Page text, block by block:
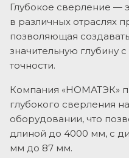
Глубокое сверление —
в различных отраслях
позволяющая
значительную глубину
точности.
Компания «НОМАТЭК»
глубокого сверления
оборудовании, что
длиной до 4000 мм, с
мм до 87 мм.